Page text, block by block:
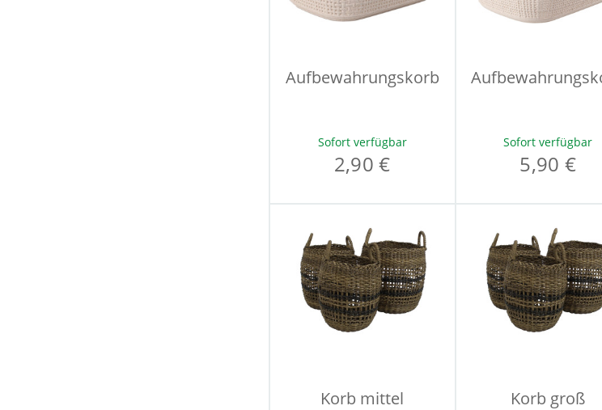
Aufbewahrungskorb
Sofort verfügbar
2,90 €
Sofort verfügbar
5,90 €
Korb mittel Korb groß